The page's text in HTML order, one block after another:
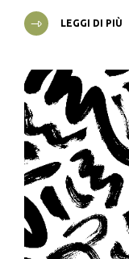
LEGGI DI PIÙ